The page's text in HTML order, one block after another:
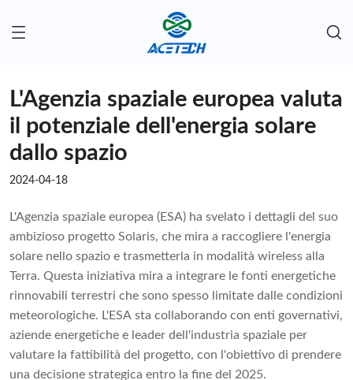
L'Agenzia spaziale europea valuta
il potenziale dell'energia solare
dallo spazio
2024-04-18
L'Agenzia spaziale europea (ESA) ha svelato i dettagli del suo
ambizioso progetto Solaris, che mira a raccogliere l'energia
solare nello spazio e trasmetterla in modalità wireless alla
Terra. Questa iniziativa mira a integrare le fonti energetiche
rinnovabili terrestri che sono spesso limitate dalle condizioni
meteorologiche. L'ESA sta collaborando con enti governativi,
aziende energetiche e leader dell'industria spaziale per
valutare la fattibilità del progetto, con l'obiettivo di prendere
una decisione strategica entro la fine del 2025.